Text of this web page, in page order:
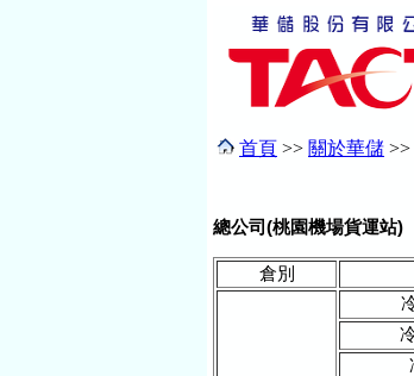
首頁 >> 關於華儲 >>
總公司(桃園機場貨運站)
倉別